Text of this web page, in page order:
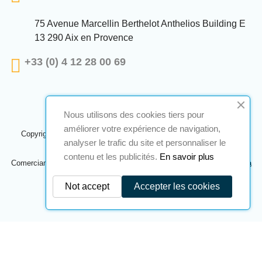
75 Avenue Marcellin Berthelot Anthelios Building E
13 290 Aix en Provence
+33 (0) 4 12 28 00 69
Copyright © 2024 A2S ATEX. Todos os direitos reservados. Uma
realizaçãoNavilog
Comerciante aprovado pela opinião óbvia da empresa,
Clique aqui para
verificar.
Nous utilisons des cookies tiers pour
améliorer votre expérience de navigation,
analyser le trafic du site et personnaliser le
contenu et les publicités. En savoir plus
Accepter les cookies
Not accept